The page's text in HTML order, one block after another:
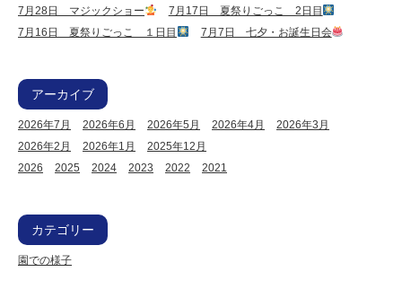
7月28日 マジックショー
7月17日 夏祭りごっこ 2日目
7月16日 夏祭りごっこ １日目
7月7日 七夕・お誕生日会
アーカイブ
2026年7月 2026年6月 2026年5月 2026年4月
2026年3月
2026年2月
2026年1月
2025年12月
2026
2025 2024 2023 2022 2021
カテゴリー
園での様子